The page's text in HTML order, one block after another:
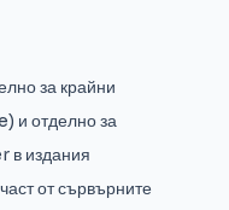
за крайни
и отделно за
издания
от сървърните